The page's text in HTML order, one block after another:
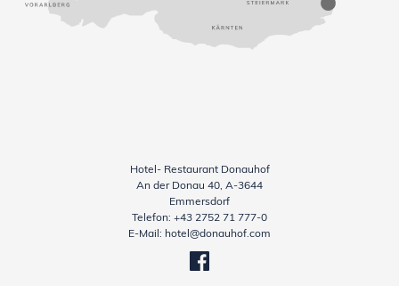
Hotel- Restaurant Donauhof
An der Donau 40, A-3644
Emmersdorf
Telefon: +43 2752 71 777-0
E-Mail: hotel@donauhof.com